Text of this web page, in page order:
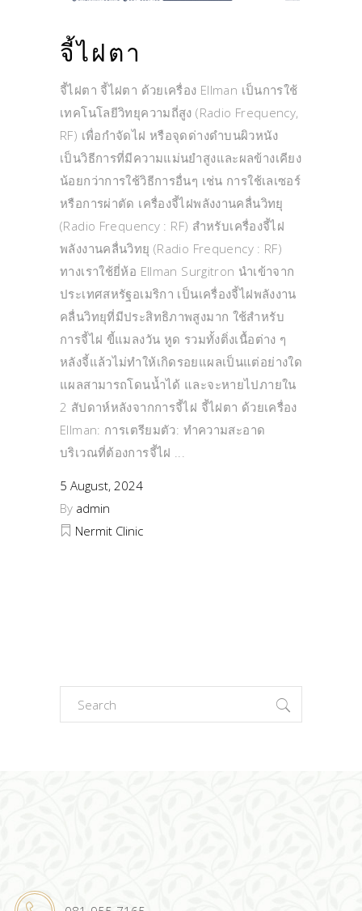
จี้ไฝตา
จี้ไฝตา จี้ไฝตา ด้วยเครื่อง Ellman เป็นการใช้
เทคโนโลยีวิทยุความถี่สูง (Radio Frequency,
RF) เพื่อกำจัดไฝ หรือจุดด่างดำบนผิวหนัง
เป็นวิธีการที่มีความแม่นยำสูงและผลข้างเคียง
น้อยกว่าการใช้วิธีการอื่นๆ เช่น การใช้เลเซอร์
หรือการผ่าตัด เครื่องจี้ไฝพลังงานคลื่นวิทยุ
(Radio Frequency : RF) สำหรับเครื่องจี้ไฝ
พลังงานคลื่นวิทยุ (Radio Frequency : RF)
ทางเราใช้ยี่ห้อ Ellman Surgitron นำเข้าจาก
ประเทศสหรัฐอเมริกา เป็นเครื่องจี้ไฝพลังงาน
คลื่นวิทยุที่มีประสิทธิภาพสูงมาก ใช้สำหรับ
การจี้ไฝ ขี้แมลงวัน หูด รวมทั้งติ่งเนื้อต่าง ๆ
หลังจี้แล้วไม่ทำให้เกิดรอยแผลเป็นแต่อย่างใด
แผลสามารถโดนน้ำได้ และจะหายไปภายใน
2 สัปดาห์หลังจากการจี้ไฝ จี้ไฝตา ด้วยเครื่อง
Ellman: การเตรียมตัว: ทำความสะอาด
บริเวณที่ต้องการจี้ไฝ
5 August, 2024
By admin
Nermit Clinic
Search
for: